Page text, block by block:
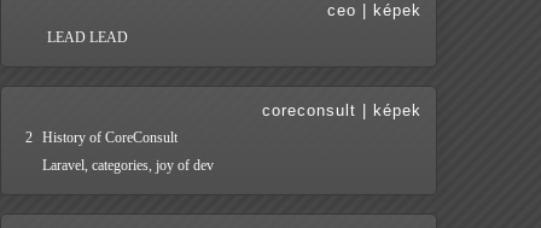
ceo képek
LEAD LEAD
coreconsult képek
2 History of CoreConsult
Laravel, categories, joy of dev